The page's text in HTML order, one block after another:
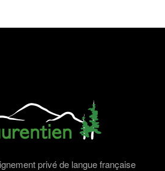
privé de langue française